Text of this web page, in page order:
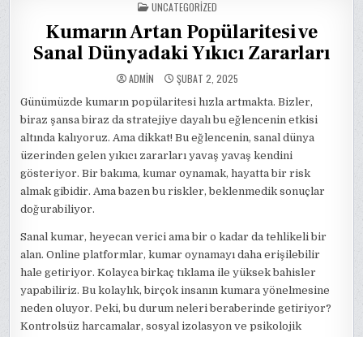
POSTED
IN
UNCATEGORIZED
Kumarın Artan Popülaritesi ve
Sanal Dünyadaki Yıkıcı Zararları
ADMIN ŞUBAT 2, 2025
Günümüzde kumarın popülaritesi hızla artmakta. Bizler,
biraz şansa biraz da stratejiye dayalı bu eğlencenin etkisi
altında kalıyoruz. Ama dikkat! Bu eğlencenin, sanal dünya
üzerinden gelen yıkıcı zararları yavaş yavaş kendini
gösteriyor. Bir bakıma, kumar oynamak, hayatta bir risk
almak gibidir. Ama bazen bu riskler, beklenmedik sonuçlar
doğurabiliyor.
Sanal kumar, heyecan verici ama bir o kadar da tehlikeli bir
alan. Online platformlar, kumar oynamayı daha erişilebilir
hale getiriyor. Kolayca birkaç tıklama ile yüksek bahisler
yapabiliriz. Bu kolaylık, birçok insanın kumara yönelmesine
neden oluyor. Peki, bu durum neleri beraberinde getiriyor?
Kontrolsüz harcamalar, sosyal izolasyon ve psikolojik